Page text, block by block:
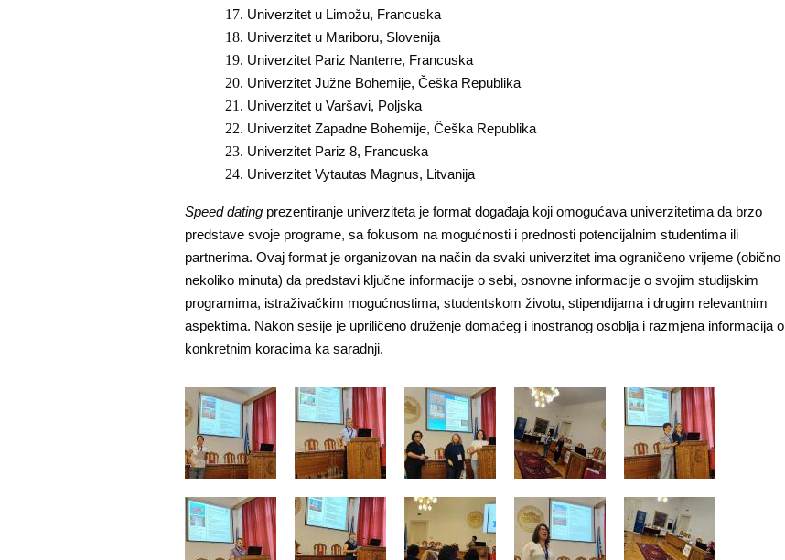
Univerzitet u Limožu, Francuska
Univerzitet u Mariboru, Slovenija
Univerzitet Pariz Nanterre, Francuska
Univerzitet Južne Bohemije, Češka Republika
Univerzitet u Varšavi, Poljska
Univerzitet Zapadne Bohemije, Češka Republika
Univerzitet Pariz 8, Francuska
Univerzitet Vytautas Magnus, Litvanija
Speed dating prezentiranje univerziteta je format događaja koji omogućava univerzitetima da brzo
predstave svoje programe, sa fokusom na mogućnosti i prednosti potencijalnim studentima ili
partnerima. Ovaj format je organizovan na način da svaki univerzitet ima ograničeno vrijeme (obično
nekoliko minuta) da predstavi ključne informacije o sebi, osnovne informacije o svojim studijskim
programima, istraživačkim mogućnostima, studentskom životu, stipendijama i drugim relevantnim
aspektima. Nakon sesije je upriličeno druženje domaćeg i inostranog osoblja i razmjena informacija o
konkretnim koracima ka saradnji.